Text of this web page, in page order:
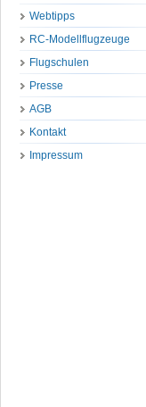
Webtipps
RC-Modellflugzeuge
Flugschulen
Presse
AGB
Kontakt
Impressum